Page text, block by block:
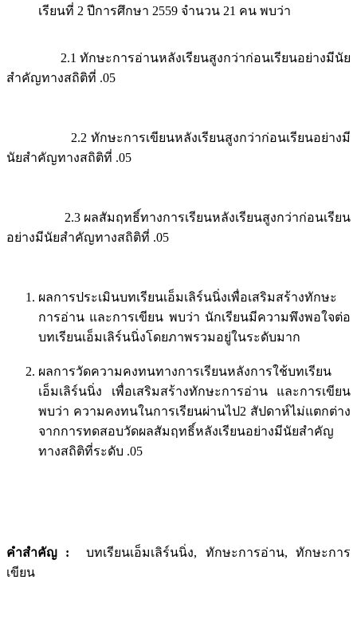
เรียนที่ 2 ปีการศึกษา 2559 จำนวน 21 คน พบว่า
2.1 ทักษะการอ่านหลังเรียนสูงกว่าก่อนเรียนอย่างมีนัย
สำคัญทางสถิติที่ .05
2.2 ทักษะการเขียนหลังเรียนสูงกว่าก่อนเรียนอย่างมี
นัยสำคัญทางสถิติที่ .05
2.3 ผลสัมฤทธิ์ทางการเรียนหลังเรียนสูงกว่าก่อนเรียน
อย่างมีนัยสำคัญทางสถิติที่ .05
ผลการประเมินบทเรียนเอ็มเลิร์นนิ่งเพื่อเสริมสร้างทักษะ
การอ่าน และการเขียน พบว่า นักเรียนมีความพึงพอใจต่อ
บทเรียนเอ็มเลิร์นนิ่งโดยภาพรวมอยู่ในระดับมาก
ผลการวัดความคงทนทางการเรียนหลังการใช้บทเรียน
เอ็มเลิร์นนิ่ง เพื่อเสริมสร้างทักษะการอ่าน และการเขียน
พบว่า ความคงทนในการเรียนผ่านไป2 สัปดาห์ไม่แตกต่าง
จากการทดสอบวัดผลสัมฤทธิ์หลังเรียนอย่างมีนัยสำคัญ
ทางสถิติที่ระดับ .05
คำสำคัญ :
บทเรียนเอ็มเลิร์นนิ่ง, ทักษะการอ่าน, ทักษะการ
เขียน